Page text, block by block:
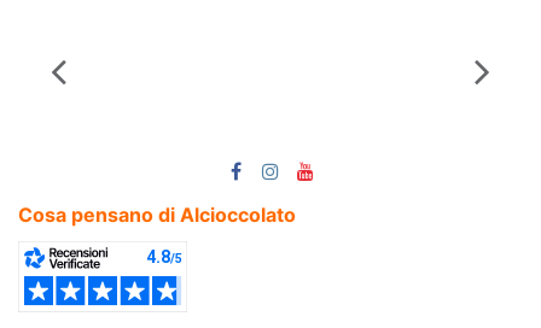
Cosa pensano di Alcioccolato